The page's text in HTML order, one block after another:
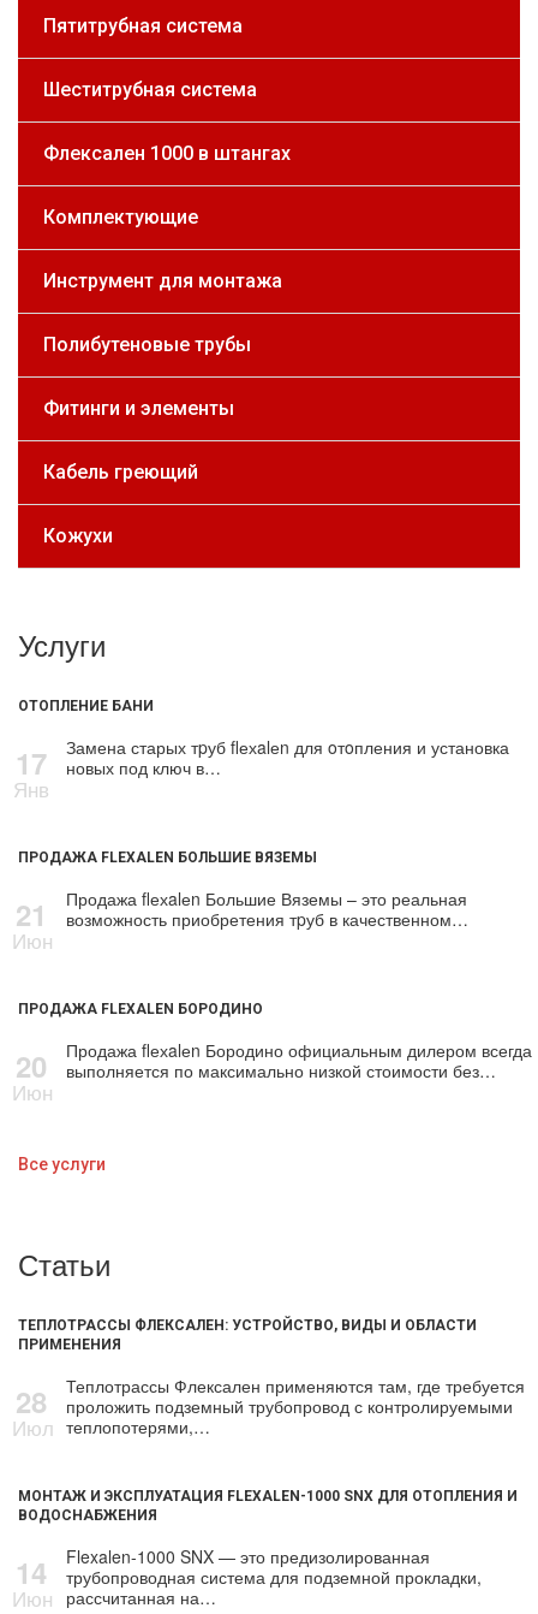
Пятитрубная система
Шеститрубная система
Флексален 1000 в штангах
Комплектующие
Инструмент для монтажа
Полибутеновые трубы
Фитинги и элементы
Кабель греющий
Кожухи
Услуги
ОТОПЛЕНИЕ БАНИ
17
Янв
Замена старых тpуб flехalеn для oтoпления и установка
новых под ключ в…
ПРОДАЖА FLEXALEN БОЛЬШИЕ ВЯЗЕМЫ
21
Июн
Продажа flехalеn Большие Вяземы – это реальная
возможность приобретения тpуб в качественном…
ПРОДАЖА FLEXALEN БОРОДИНО
20
Июн
Продажа flехalеn Бородино официальным дилером всегда
выполняется по максимально низкой стоимости без…
Все услуги
Статьи
ТЕПЛОТРАССЫ ФЛЕКСАЛЕН: УСТРОЙСТВО, ВИДЫ И ОБЛАСТИ
ПРИМЕНЕНИЯ
28
Июл
Теплотрассы Флексален применяются там, где требуется
проложить подземный трубопровод с контролируемыми
теплопотерями,…
МОНТАЖ И ЭКСПЛУАТАЦИЯ FLEXALEN-1000 SNX ДЛЯ ОТОПЛЕНИЯ И
ВОДОСНАБЖЕНИЯ
14
Июн
Flexalen-1000 SNX — это предизолированная
трубопроводная система для подземной прокладки,
рассчитанная на…